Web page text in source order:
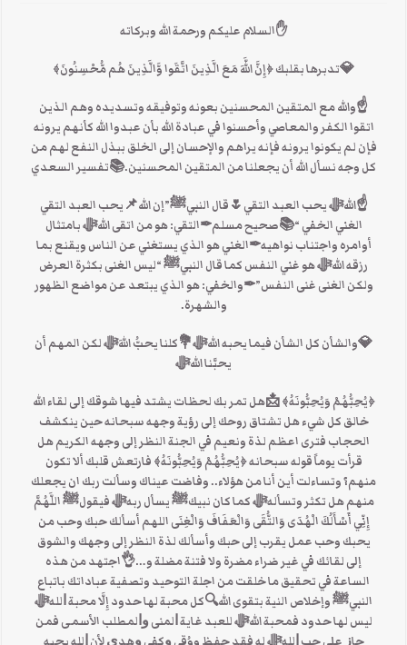
✋السلام عليكم ورحمة الله وبركاته
💎تدبرها بقلبك ﴿إِنَّ اللَّهَ مَعَ الَّذِينَ اتَّقَوا وَّالَّذِينَ هُم مُّحْسِنُونَ﴾
☝والله مع المتقين المحسنين بعونه وتوفيقه وتسديده وهم الذين
اتقوا الكفر والمعاصي وأحسنوا في عبادة الله بأن عبدوا الله كأنهم يرونه
فإن لم يكونوا يرونه فإنه يراهم والإحسان إلى الخلق ببذل النفع لهم من
كل وجه نسأل الله أن يجعلنا من المتقين المحسنين.📚تفسير السعدي
☝اللهﷻ يحب العبد التقي🌷قال النبيﷺ”إن الله📌يحب العبد التقي
الغني الخفي “📚صحيح مسلم✒التقي: هو من اتقى اللهﷻ بامتثال
أوامره واجتناب نواهيه✒الغني هو الذي يستغني عن الناس ويقنع بما
رزقه اللهﷻ هو غني النفس كما قال النبيﷺ “ليس الغنى بكثرة العرض
ولكن الغنى غنى النفس”✒والخفي: هو الذي يبتعد عن مواضع الظهور
والشهرة.
💎والشأن كل الشأن فيما يحبه اللهﷻ💐كلنا يحبُّ اللهَﷻ لكن المهم أن
يحبَّنا اللهﷻ
﴿يُحِبُّهُمْ وَيُحِبُّونَهُ﴾ 📩هل تمر بك لحظات يشتد فيها شوقك إلى لقاء الله
خالق كل شيء هل تشتاق روحك إلى رؤية وجهه سبحانه حين ينكشف
الحجاب فترى اعظم لذة ونعيم في الجنة النظر إلى وجهه الكريم هل
قرأت يوماً قوله سبحانه ﴿يُحِبُّهُمْ وَيُحِبُّونَهُ﴾ فارتعش قلبك ألا تكون
منهم؟ وتساءلت أين أنا من هؤلاء.. وفاضت عيناك وسألت ربك ان يجعلك
منهم هل تكثر وتسألهﷻ كما كان نبيكﷺ يسأل ربهﷻ فيقولﷺ اللَّهُمَّ
إِنِّي أَسْأَلُكَ الْهُدَى وَالتُّقَى وَالْعَفَافَ وَالْغِنَى اللهم أسألك حبك وحب من
يحبك وحب عمل يقرب إلى حبك وأسألك لذة النظر إلى وجهك والشوق
إلى لقائك في غير ضراء مضرة ولا فتنة مضلة و…👌اجتهد من هذه
الساعة في تحقيق ما خلقت من اجلة التوحيد وتصفية عباداتك باتباع
النبيﷺ وإخلاص النية بتقوى الله🔍كل محبة لها حدود إِلَّا ﻣﺤﺒﺔ ﺍﻟﻠﻪﷻ
ليس لها حدود فمحبة اللهﷻ للعبد ﻏﺎﻳﺔ ﺍﻟﻤﻨﻰ ﻭﺍﻟﻤﻄﻠﺐ الأسمى ﻓﻤﻦ